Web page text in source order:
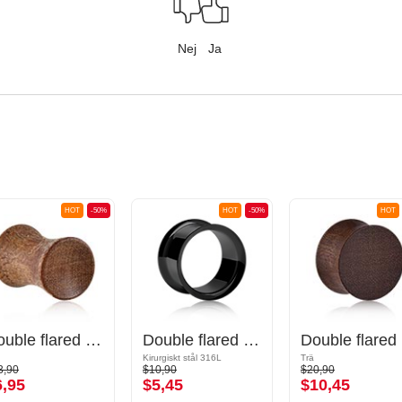
Nej Ja
-50%
HOT
Double flared plug (wood) med concave front
-50%
HOT
Double flared tunnel (surgical steel, black)
Kirurgiskt stål 316L
$10,90
$5,45
HOT
Trä
$20,90
$10,45